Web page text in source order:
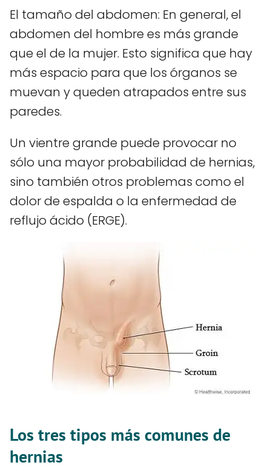
El tamaño del abdomen: En general, el
abdomen del hombre es más grande
que el de la mujer. Esto significa que hay
más espacio para que los órganos se
muevan y queden atrapados entre sus
paredes.
Un vientre grande puede provocar no
sólo una mayor probabilidad de hernias,
sino también otros problemas como el
dolor de espalda o la enfermedad de
reflujo ácido (ERGE).
Los tres tipos más comunes de
hernias